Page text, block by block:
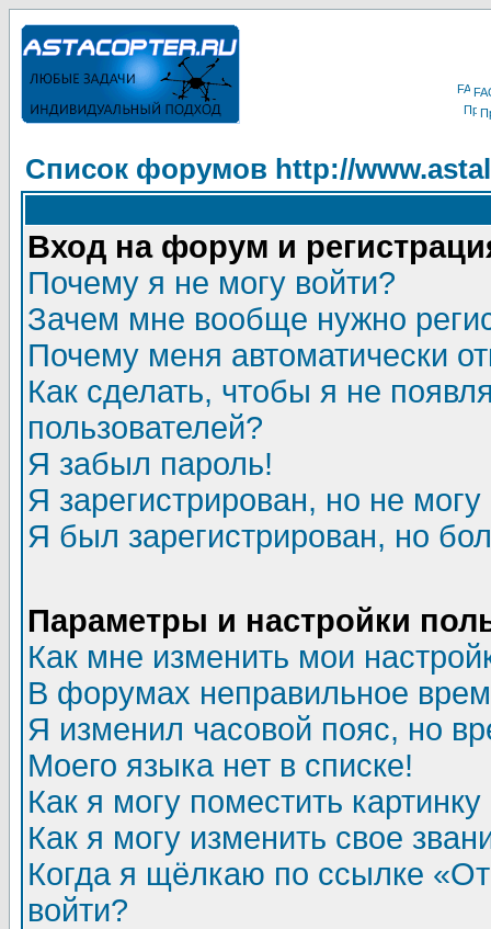
Список форумов http://
Вход на форум и
Почему я не могу войти?
Зачем мне вообще нужно
Почему меня автоматически
Как сделать, чтобы я не
пользователей?
Я забыл пароль!
Я зарегистрирован, но не могу
Я был зарегистрирован, но
Параметры и настройки
Как мне изменить мои
В форумах неправильное
Я изменил часовой пояс, но
Моего языка нет в списке!
Как я могу поместить
Как я могу изменить свое
Когда я щёлкаю по ссылке
войти?